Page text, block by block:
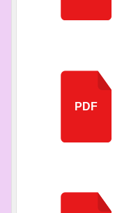
PDF